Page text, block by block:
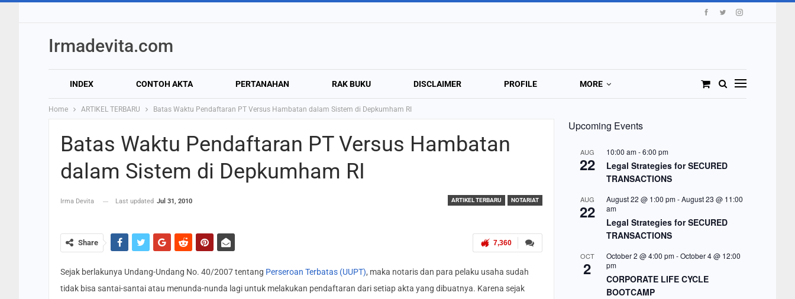
Irmadevita.com
INDEX CONTOH AKTA PERTANAHAN RAK BUKU DISCLAIMER PROFILE MORE
Home ARTIKEL TERBARU Batas Waktu Pendaftaran PT Versus Hambatan dalam Sistem di Depkumham RI
Batas Waktu Pendaftaran PT Versus Hambatan
dalam Sistem di Depkumham RI
ARTIKEL TERBARU NOTARIAT
Irma Devita Last updated Jul 31, 2010
7,360
Share
Sejak berlakunya Undang-Undang No. 40/2007 tentang Perseroan Terbatas (UUPT), maka notaris dan para pelaku usaha sudah
tidak bisa santai-santai atau menunda-nunda lagi untuk melakukan pendaftaran dari setiap akta yang dibuatnya. Karena sejak
Upcoming Events
AUG
22
10:00 am-6:00 pm
Legal Strategies for SECURED
TRANSACTIONS
AUG
22
August 22 @ 1:00 pm-August 23 @ 11:00
am
Legal Strategies for SECURED
TRANSACTIONS
OCT
2
October 2 @ 4:00 pm-October 4 @ 12:00
pm
CORPORATE LIFE CYCLE
BOOTCAMP